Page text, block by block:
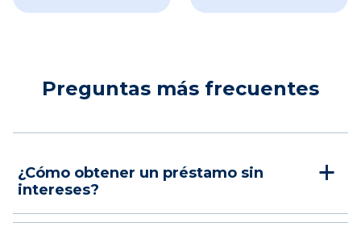
Preguntas más frecuentes
¿Cómo obtener un préstamo sin
intereses?